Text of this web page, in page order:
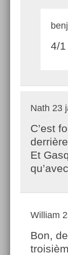
4/1
Nath 23
C’est
Et
William
Bon,